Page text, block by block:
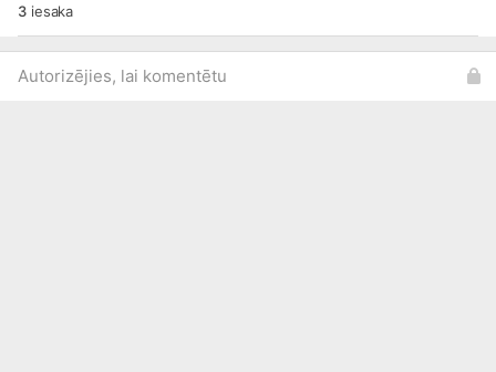
3iesaka
Autorizējies, lai komentētu